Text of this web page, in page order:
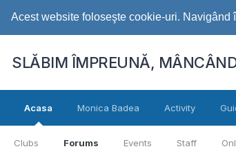
Acest website foloseşte cookie-uri.
SLĂBIM ÎMPREUNĂ,
Acasa
Clubs Forums Events Staff
Monica Badea Activity